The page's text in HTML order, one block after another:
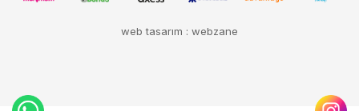
web tasarım : webzane